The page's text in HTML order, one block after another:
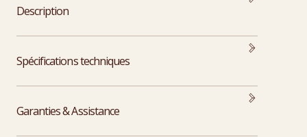
Description
Spécifications techniques
Garanties & Assistance